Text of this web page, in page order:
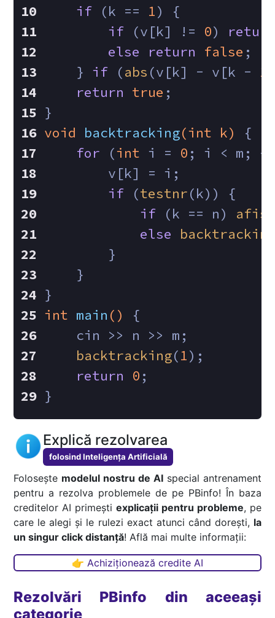
if (k == 1) {
if (v[k] != 0)
else
return false ;
    }
if (abs (v[k] - v[k - 1
return true ;
}
void
backtracking(int k)
{
for (int i = 0 ; i < m;
        v[k] = i;
if (testnr(k)) {
if (k == n)
else
        }
    }
}
int main ()
{
    cin >> n >> m;
backtracking(1);
return
0 ;
}
Explică rezolvarea
folosind Inteligența Artificială
Folosește modelul nostru de AIspecial antrenament
pentru a rezolva problemele de pe PBinfo! În baza
creditelor AI primești explicații pentru probleme, pe
care le alegi și le rulezi exact atunci când dorești, la
un singur click distanță! Află mai multe informații:
👉 Achiziționează credite AI
Rezolvări PBinfo din aceeași
categorie